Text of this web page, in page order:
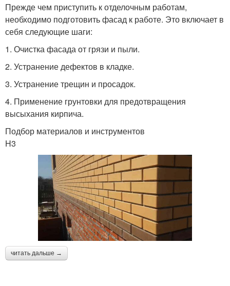
Прежде чем приступить к отделочным работам,
необходимо подготовить фасад к работе. Это включает в
себя следующие шаги:
1. Очистка фасада от грязи и пыли.
2. Устранение дефектов в кладке.
3. Устранение трещин и просадок.
4. Применение грунтовки для предотвращения
высыхания кирпича.
Подбор материалов и инструментов
H3
читать дальше →